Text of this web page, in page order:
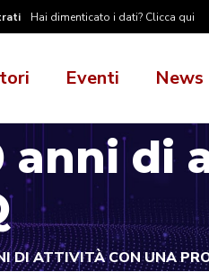
Hai dimenticato i dati? Clicca qui
Eventi News
anni di
DI ATTIVITÀ CON UNA